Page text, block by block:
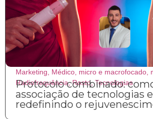
Marketing Médico micro e macrofocado
Radiofrequência,Rosto,Tecnologias
Protocolo combinado:
associação de tecnologias
redefinindo o